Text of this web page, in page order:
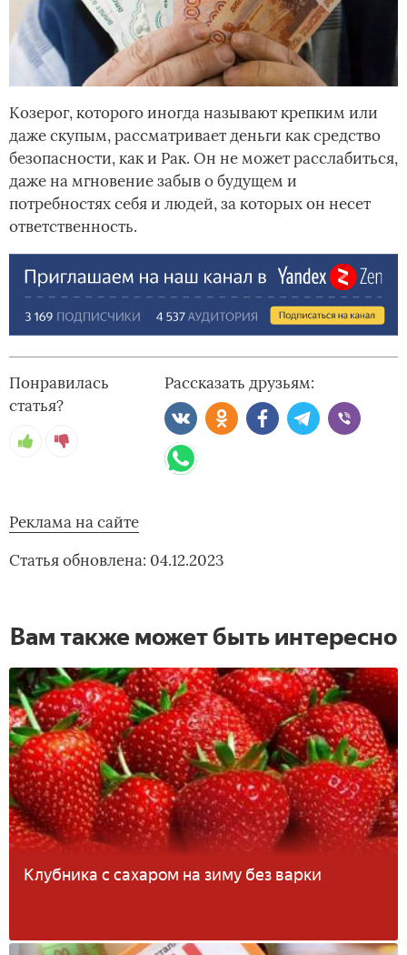
Козерог, которого иногда называют крепким или
даже скупым, рассматривает деньги как средство
безопасности, как и Рак. Он не может расслабиться,
даже на мгновение забыв о будущем и
потребностях себя и людей, за которых он несет
ответственность.
Понравилась
статья?
Рассказать друзьям:
Реклама на сайте
Статья обновлена: 04.12.2023
Вам также может быть интересно
Клубника с сахаром на зиму без варки